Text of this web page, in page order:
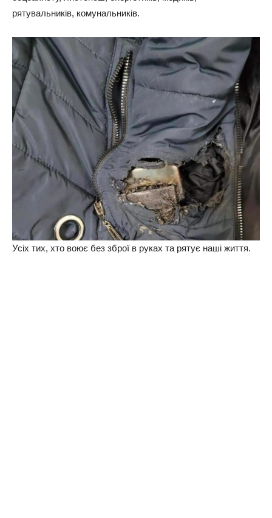
рятувальників, комунальників.
Усіх тих, хто воює без зброї в руках та рятує наші життя.